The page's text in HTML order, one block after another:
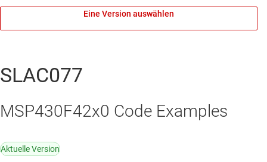
Eine Version auswählen
SLAC077
MSP430F42x0 Code Examples
Aktuelle Version